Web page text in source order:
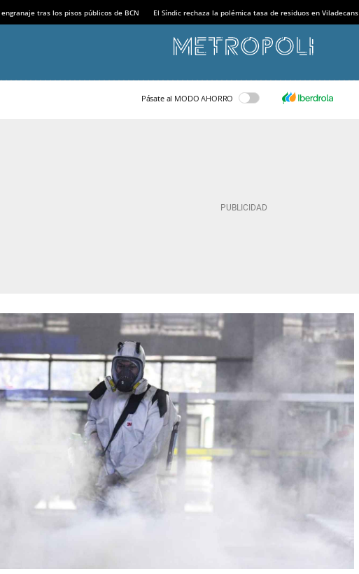
engranaje tras los pisos públicos de BCN El Síndic rechaza la polémica tasa de residuos en Viladecans
Pásate al MODO AHORRO